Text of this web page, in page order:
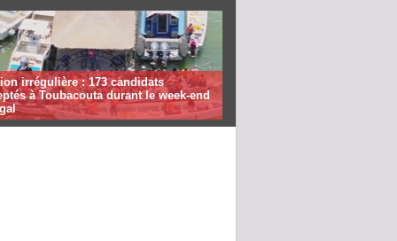
irrégulière : 173 candidats
à Toubacouta durant le week-end